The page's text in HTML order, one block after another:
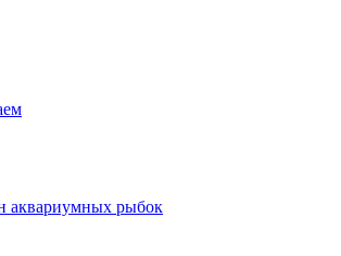
аквариумных рыбок